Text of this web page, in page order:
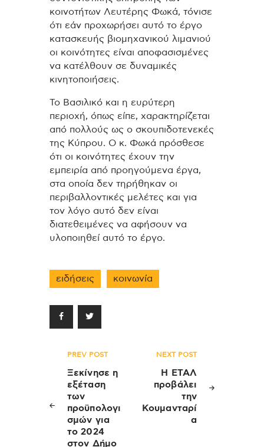
κοινοτήτων Λευτέρης Φωκά, τόνισε
ότι εάν προχωρήσει αυτό το έργο
κατασκευής βιομηχανικού λιμανιού
οι κοινότητες είναι αποφασισμένες
να κατέλθουν σε δυναμικές
κινητοποιήσεις.
Το Βασιλικό και η ευρύτερη
περιοχή, όπως είπε, χαρακτηρίζεται
από πολλούς ως ο σκουπιδοτενεκές
της Κύπρου. Ο κ. Φωκά πρόσθεσε
ότι οι κοινότητες έχουν την
εμπειρία από προηγούμενα έργα,
στα οποία δεν τηρήθηκαν οι
περιβαλλοντικές μελέτες και για
τον λόγο αυτό δεν είναι
διατεθειμένες να αφήσουν να
υλοποιηθεί αυτό το έργο.
ειδήσεις κοινωνία
Πλοήγηση
άρθρων
PREV POST
Ξεκίνησε η
εξέταση
των
προϋπολογι
σμών για
το 2024
στον Δήμο
NEXT POST
Η ΕΤΑΛ
προβάλει
την
Κουμανταρί
α